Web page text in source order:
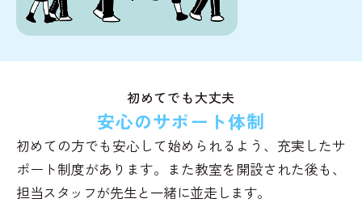
初めてでも大丈夫
安心のサポート体制
初めての方でも安心して始められるよう、充実したサ
ポート制度があります。また教室を開設された後も、
担当スタッフが先生と一緒に並走します。